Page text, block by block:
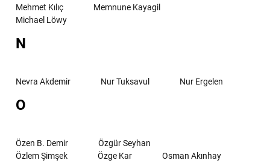
Mehmet Kılıç
Memnune Kayagil
Michael Löwy
N
Nevra Akdemir Nur Tuksavul Nur Ergelen
O
Özen B. Demir
Özgür Seyhan
Özlem Şimşek
Özge Kar
Osman Akınhay